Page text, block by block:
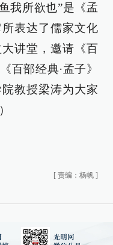
我所欲也”是《孟
表达了儒家文化
讲堂，邀请《百
百部经典·孟子》
教授梁涛为大家
）
[ 责编：杨帆 ]